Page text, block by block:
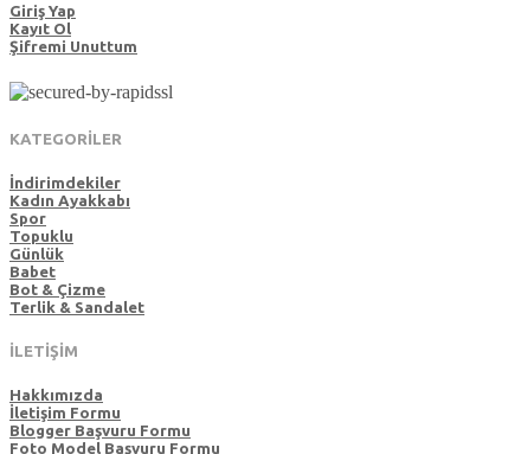
Giriş Yap
Kayıt Ol
Şifremi Unuttum
KATEGORİLER
İndirimdekiler
Kadın Ayakkabı
Spor
Topuklu
Günlük
Babet
Bot & Çizme
Terlik & Sandalet
İLETİŞİM
Hakkımızda
İletişim Formu
Blogger Başvuru Formu
Foto Model Başvuru Formu